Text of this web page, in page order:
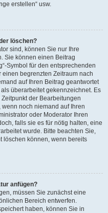
erstellen“ usw.
löschen?
sind, können Sie nur Ihre
Sie können einen Beitrag
Symbol für den entsprechenden
begrenzten Zeitraum nach
auf Ihren Beitrag geantwortet
überarbeitet gekennzeichnet. Es
der Bearbeitungen
noch niemand auf Ihren
oder Moderator Ihren
falls sie es für nötig halten, eine
wurde. Bitte beachten Sie,
löschen können, wenn bereits
anfügen?
müssen Sie zunächst eine
Bereich entwerfen.
haben, können Sie in